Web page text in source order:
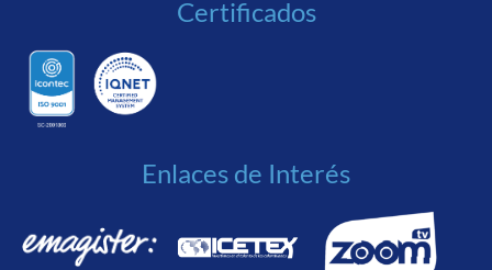
Certificados
Enlaces de Interés